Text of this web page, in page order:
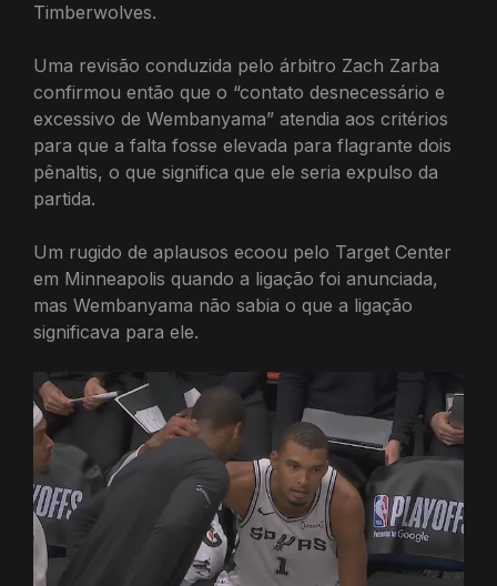
Timberwolves.
Uma revisão conduzida pelo árbitro Zach Zarba
confirmou então que o “contato desnecessário e
excessivo de Wembanyama” atendia aos critérios
para que a falta fosse elevada para flagrante dois
pênaltis, o que significa que ele seria expulso da
partida.
Um rugido de aplausos ecoou pelo Target Center
em Minneapolis quando a ligação foi anunciada,
mas Wembanyama não sabia o que a ligação
significava para ele.